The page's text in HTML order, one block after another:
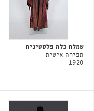
שמלת כלה פלסטינית
תפירה אישית
1920